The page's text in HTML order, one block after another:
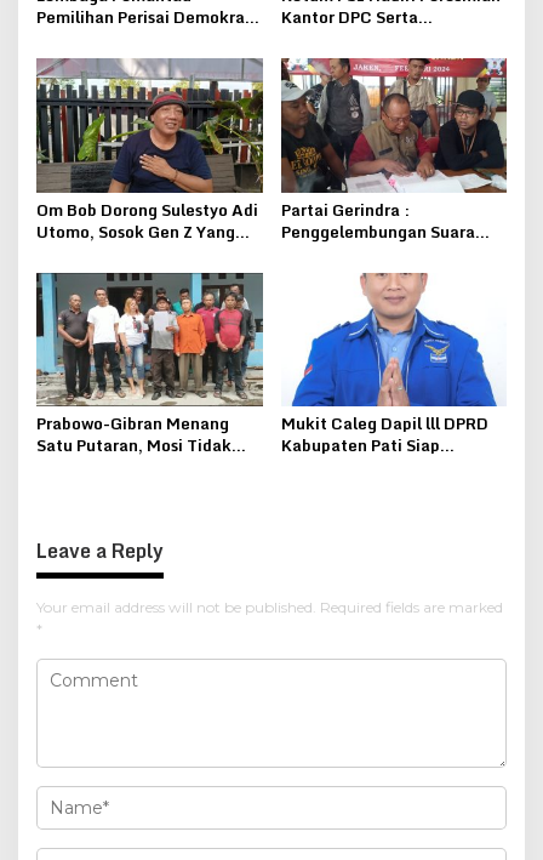
Pemilihan Perisai Demokrasi
Pihak Yang Berupaya
Merusak Demokrasi
Kantor DPC Serta
Cabup Cagub 2024
Om Bob Dorong Sulestyo Adi
Utomo, Sosok Gen Z Yang
2024
Partai Gerindra :
Penggelembungan Suara
Dapil Pati IV Bikin Geger
Prabowo-Gibran Menang
Satu Putaran, Mosi Tidak
Mukit Caleg Dapil lll DPRD
Kabupaten Pati Siap
Leave a Reply
Your email address will not be published. Required fields are marked
*